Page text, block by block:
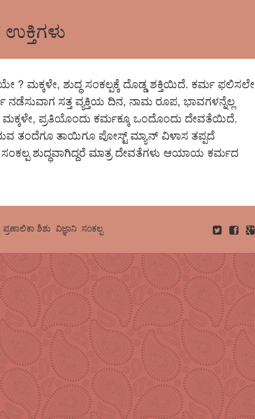
? ಮಕ್ಕಳೇ, ಶುದ್ಧ ಸಂಕಲ್ಪಕ್ಕೆ ದೊಡ್ಡ ಶಕ್ತಿಯಿದೆ. ಕರ್ಮ ಫಲಿಸಲೇ
ನಡೆಸುವಾಗ ಸತ್ತ ವ್ಯಕ್ತಿಯ ದಿನ, ನಾಮ ರೂಪ, ಭಾವಗಳನ್ನೆಲ್ಲ
ಮಕ್ಕಳೇ, ಪ್ರತಿಯೊಂದು ಕರ್ಮಕ್ಕೂ ಒಂದೊಂದು ದೇವತೆಯಿದೆ.
ತಂದೆಗೂ ತಾಯಿಗೂ ಪೋಸ್ಟ್ ಮ್ಯಾನ್ ವಿಳಾಸ ತಪ್ಪದೆ
ಶುದ್ಧವಾಗಿದ್ದರೆ ಮಾತ್ರ ದೇವತೆಗಳು ಆಯಾಯ ಕರ್ಮದ
ಪ್ರಣಾಲಿಕಾ ಶಿಶು,ವಿಜ್ಞಾನಿ,ಸಂಕಲ್ಪ